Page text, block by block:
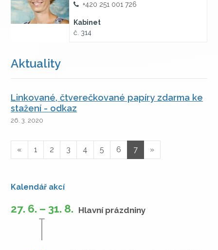
+420 251 001 726
Kabinet
č. 314
Aktuality
Linkované, čtverečkované papíry zdarma ke
stažení - odkaz
26. 3. 2020
« 1 2 3 4 5 6 7 »
Kalendář akcí
27. 6. – 31. 8. Hlavní prázdniny